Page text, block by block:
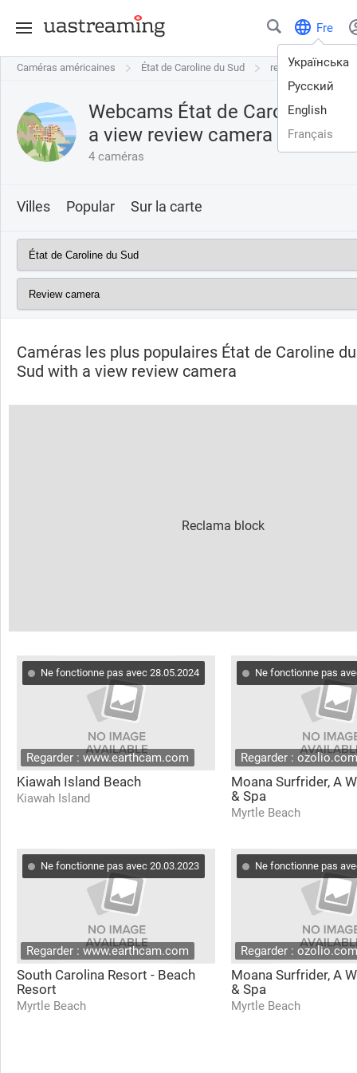
Fre
Українська
Русский
English
Français
Caméras américaines État de Caroline du Sud review camera
Caméras américaines État de Caroline du Sud
Webcams État de Caroline du
a view review camera
4 caméras
Villes Popular Sur la carte
Caméras les plus populaires État de Caroline du
Sud with a view review camera
Ne fonctionne pas avec 28.05.2024
Regarder : www.earthcam.com
Kiawah Island Beach
Kiawah Island
Ne fonctionne pas
Regarder : ozolio.com
Moana Surfrider, A
& Spa
Myrtle Beach
Ne fonctionne pas avec 20.03.2023
Regarder : www.earthcam.com
South Carolina Resort - Beach
Resort
Myrtle Beach
Ne fonctionne pas
Regarder : ozolio.com
Moana Surfrider, A
& Spa
Myrtle Beach